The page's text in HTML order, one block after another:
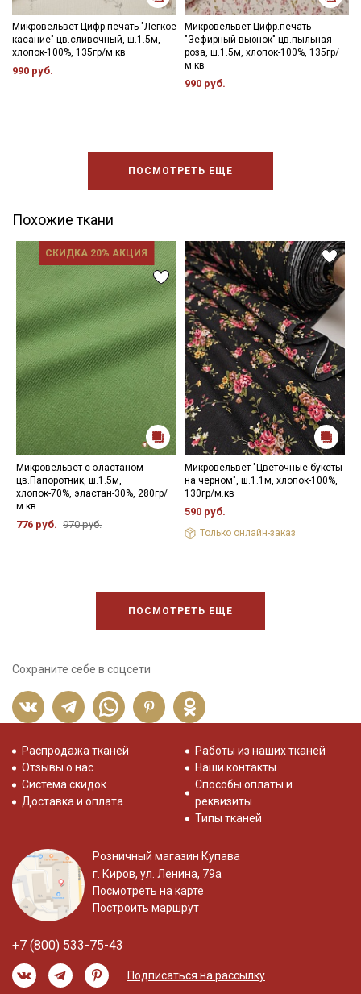
Микровельвет Цифр.печать "Легкое
касание" цв.сливочный, ш.1.5м,
хлопок-100%, 135гр/м.кв
990 руб.
Микровельвет Цифр.печать
"Зефирный вьюнок" цв.пыльная
роза, ш.1.5м, хлопок-100%, 135гр/
м.кв
990 руб.
ПОСМОТРЕТЬ ЕЩЕ
Похожие ткани
СКИДКА 20% АКЦИЯ
Микровельвет с эластаном
цв.Папоротник, ш.1.5м,
хлопок-70%, эластан-30%, 280гр/
м.кв
776 руб. 970 руб.
Микровельвет "Цветочные букеты
на черном", ш.1.1м, хлопок-100%,
130гр/м.кв
590 руб.
Только онлайн-заказ
ПОСМОТРЕТЬ ЕЩЕ
Сохраните себе в соцсети
Распродажа тканей
Отзывы о нас
Система скидок
Доставка и оплата
Работы из наших тканей
Наши контакты
Способы оплаты и
реквизиты
Типы тканей
Розничный магазин Купава
г. Киров, ул. Ленина, 79а
Посмотреть на карте
Построить маршрут
+7 (800) 533-75-43
Подписаться на рассылку